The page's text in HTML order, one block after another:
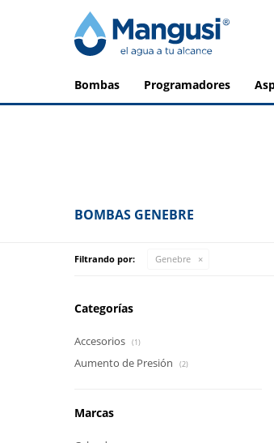
bombas programadores
BOMBAS GENEBRE
Filtrando por: Genebre
Categorías
Accesorios (1)
Aumento de Presión (2)
Marcas